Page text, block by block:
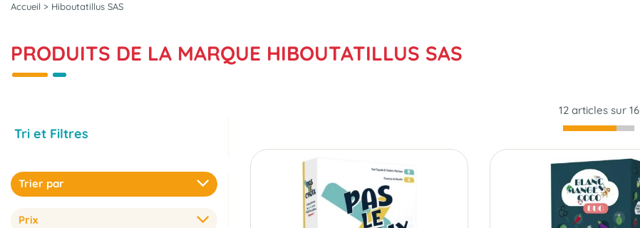
Accueil > Hiboutatillus SAS
PRODUITS DE LA MARQUE HIBOUTATILLUS SAS
Tri et Filtres
Trier par
Prix
12 articles sur 16